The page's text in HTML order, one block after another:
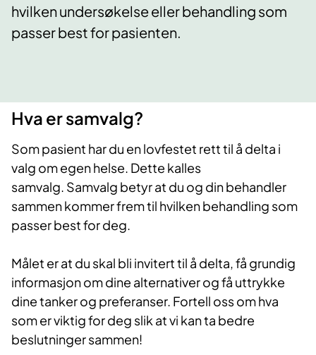
hvilken undersøkelse eller behandling som
passer best for pasienten.
Hva er samvalg?
Som pasient har du en lovfestet rett til å delta i
valg om egen helse. Dette kalles
samvalg. Samvalg betyr at du og din behandler
sammen kommer frem til hvilken behandling som
passer best for deg.
Målet er at du skal bli invitert til å delta, få grundig
informasjon om dine alternativer og få uttrykke
dine tanker og preferanser. Fortell oss om hva
som er viktig for deg slik at vi kan ta bedre
beslutninger sammen!